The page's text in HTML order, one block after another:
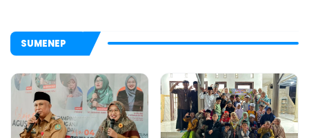
SUMENEP